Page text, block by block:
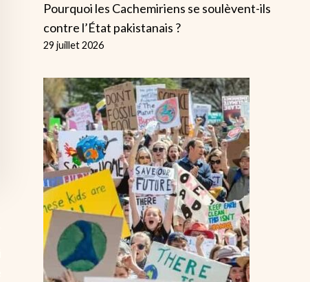
Pourquoi les Cachemiriens se soulèvent-ils
contre l’État pakistanais ?
29 juillet 2026